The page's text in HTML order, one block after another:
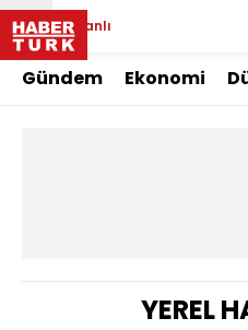
Canlı
Gündem Ekonomi
YEREL